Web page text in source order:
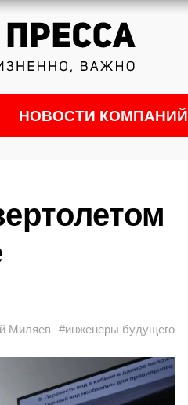
НОВОСТИ КОМПАНИЙ
Миляев #инженеры будущего